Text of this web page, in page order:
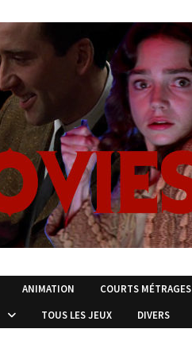
ANIMATION COURTS MÉTRAGES
TOUS LES JEUX DIVERS